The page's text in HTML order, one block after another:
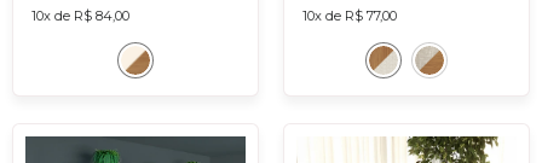
10x de R$ 84,00 10x de R$ 77,00